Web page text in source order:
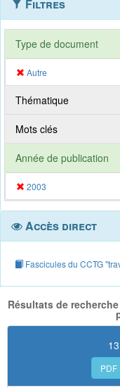
Filtres
Type de document
Autre
Thématique
Mots clés
Année de publication
2003
Accès direct
Fascicules du CCTG
Résultats de
PDF